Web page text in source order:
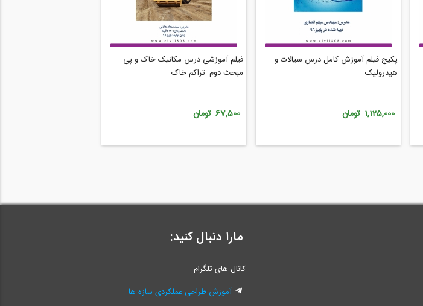
پکیج فیلم آموزش کامل درس سیالات و
هیدرولیک
1,125,000 تومان
فیلم آموزشی درس مکانیک خاک و پی
مبحث دوم: تراکم خاک
67,500 تومان
مارا دنبال کنید:
کانال های تلگرام
آموزش طراحی عملکردی سازه ها